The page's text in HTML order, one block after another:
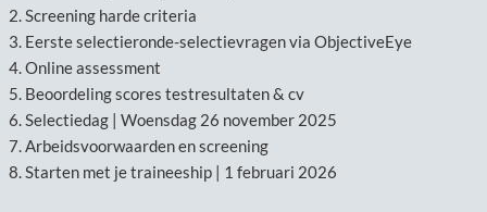
Screening harde criteria
Eerste selectieronde-selectievragen via ObjectiveEye
Online assessment
Beoordeling scores testresultaten & cv
Selectiedag | Woensdag 26 november 2025
Arbeidsvoorwaarden en screening
Starten met je traineeship | 1 februari 2026